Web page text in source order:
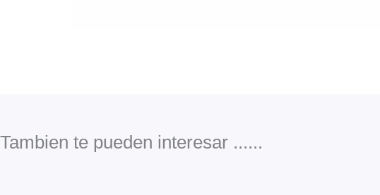
Tambien te pueden interesar ......